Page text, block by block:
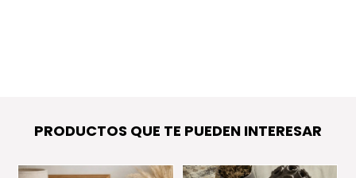
PRODUCTOS QUE TE PUEDEN INTERESAR